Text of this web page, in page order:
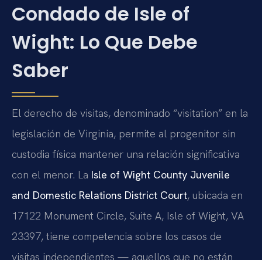
Condado de Isle of
Wight: Lo Que Debe
Saber
El derecho de visitas, denominado “visitation” en la
legislación de Virginia, permite al progenitor sin
custodia física mantener una relación significativa
con el menor. La Isle of Wight County Juvenile
and Domestic Relations District Court, ubicada en
17122 Monument Circle, Suite A, Isle of Wight, VA
23397, tiene competencia sobre los casos de
visitas independientes — aquellos que no están